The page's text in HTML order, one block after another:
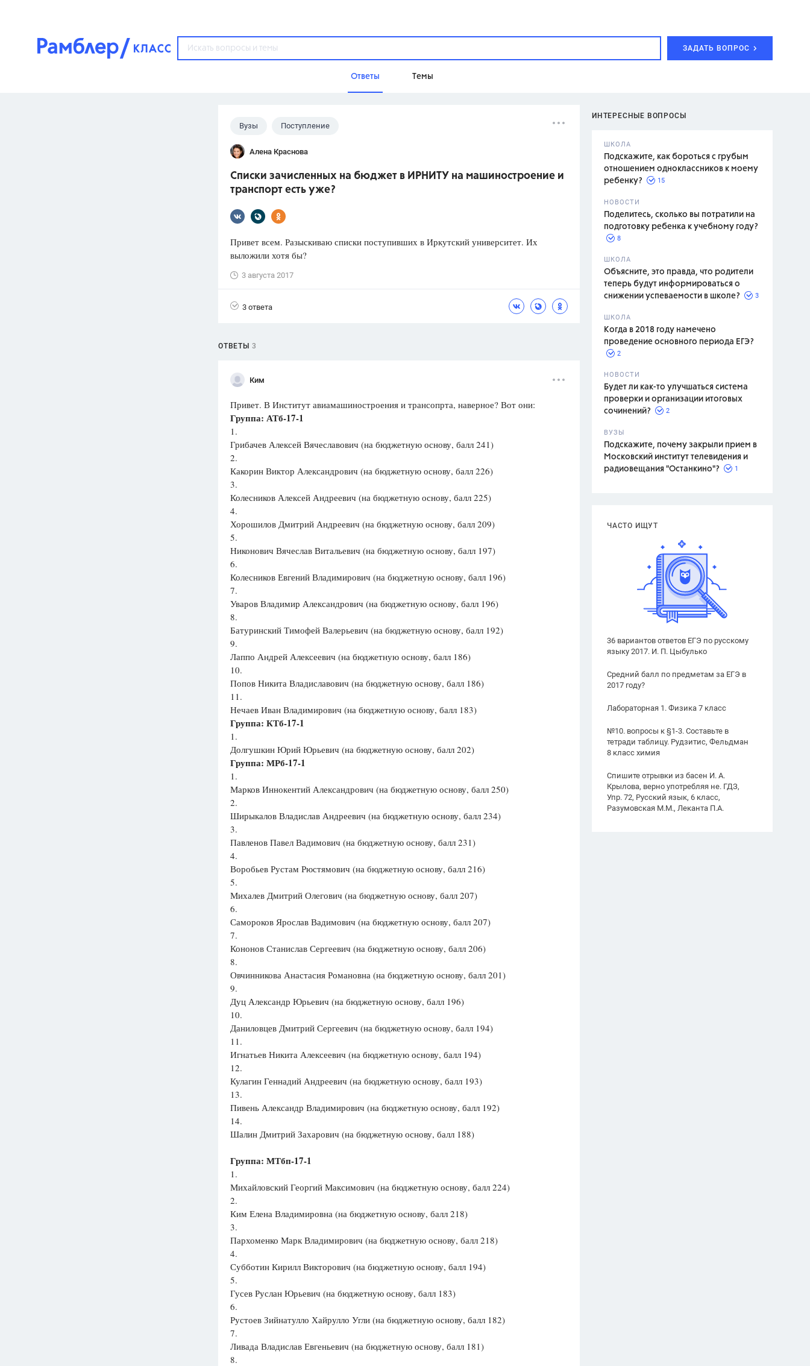
ЗАДАТЬ ВОПРОС
Ответы Темы
Популярные темы
ГДЗ
ОГЭ
ФИПИ
1752 ответа
ответов
Учебники
ИНТЕРЕСНЫЕ ВОПРОСЫ
ШКОЛА
Подскажите, как бороться с грубым
отношением одноклассников к моему
ребенку?
15
НОВОСТИ
Поделитесь, сколько вы потратили на
подготовку ребенка к учебному году?
8
ШКОЛА
Объясните, это правда, что родители
теперь будут информироваться о
снижении успеваемости в школе?
3
ШКОЛА
Когда в 2018 году намечено
проведение основного периода ЕГЭ?
2
НОВОСТИ
Будет ли как-то улучшаться система
проверки и организации итоговых
сочинений?
2
ВУЗЫ
Подскажите, почему закрыли прием в
Московский институт телевидения и
радиовещания "Останкино"?
1
ЧАСТО ИЩУТ
36 вариантов ответов ЕГЭ по русскому
языку 2017. И. П. Цыбулько
Средний балл по предметам за ЕГЭ в
2017 году?
Лабораторная 1. Физика 7 класс
№10. вопросы к §1-3. Составьте в
тетради таблицу. Рудзитис, Фельдман
8 класс химия
Спишите отрывки из басен И. А.
Крылова, верно употребляя не. ГДЗ,
Упр. 72, Русский язык, 6 класс,
Разумовская М.М., Леканта П.А.
Вузы Поступление
Алена Краснова
Списки зачисленных на бюджет в ИРНИТУ на машиностроение и
транспорт есть уже?
Привет всем. Разыскиваю списки поступивших в Иркутский университет. Их
выложили хотя бы?
3 августа 2017
3 ответа
ОТВЕТЫ 3
Ким
Привет. В Институт авиамашиностроения и трансопрта, наверное? Вот они:
Группа: АТб-17-1
1.
Грибачев Алексей Вячеславович (на бюджетную основу, балл 241)
2.
Какорин Виктор Александрович (на бюджетную основу, балл 226)
3.
Колесников Алексей Андреевич (на бюджетную основу, балл 225)
4.
Хорошилов Дмитрий Андреевич (на бюджетную основу, балл 209)
5.
Никонович Вячеслав Витальевич (на бюджетную основу, балл 197)
6.
Колесников Евгений Владимирович (на бюджетную основу, балл 196)
7.
Уваров Владимир Александрович (на бюджетную основу, балл 196)
8.
Батуринский Тимофей Валерьевич (на бюджетную основу, балл 192)
9.
Лаппо Андрей Алексеевич (на бюджетную основу, балл 186)
10.
Попов Никита Владиславович (на бюджетную основу, балл 186)
11.
Нечаев Иван Владимирович (на бюджетную основу, балл 183)
Группа: КТб-17-1
1.
Долгушкин Юрий Юрьевич (на бюджетную основу, балл 202)
Группа: МРб-17-1
1.
Марков Иннокентий Александрович (на бюджетную основу, балл 250)
2.
Ширыкалов Владислав Андреевич (на бюджетную основу, балл 234)
3.
Павленов Павел Вадимович (на бюджетную основу, балл 231)
4.
Воробьев Рустам Рюстямович (на бюджетную основу, балл 216)
5.
Михалев Дмитрий Олегович (на бюджетную основу, балл 207)
6.
Самороков Ярослав Вадимович (на бюджетную основу, балл 207)
7.
Кононов Станислав Сергеевич (на бюджетную основу, балл 206)
8.
Овчинникова Анастасия Романовна (на бюджетную основу, балл 201)
9.
Дуц Александр Юрьевич (на бюджетную основу, балл 196)
10.
Даниловцев Дмитрий Сергеевич (на бюджетную основу, балл 194)
11.
Игнатьев Никита Алексеевич (на бюджетную основу, балл 194)
12.
Кулагин Геннадий Андреевич (на бюджетную основу, балл 193)
13.
Пивень Александр Владимирович (на бюджетную основу, балл 192)
14.
Шалин Дмитрий Захарович (на бюджетную основу, балл 188)
Группа: МТбп-17-1
1.
Михайловский Георгий Максимович (на бюджетную основу, балл 224)
2.
Ким Елена Владимировна (на бюджетную основу, балл 218)
3.
Пархоменко Марк Владимирович (на бюджетную основу, балл 218)
4.
Субботин Кирилл Викторович (на бюджетную основу, балл 194)
5.
Гусев Руслан Юрьевич (на бюджетную основу, балл 183)
6.
Рустоев Зийнатулло Хайрулло Угли (на бюджетную основу, балл 182)
7.
Ливада Владислав Евгеньевич (на бюджетную основу, балл 181)
8.